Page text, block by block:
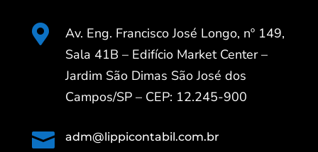

Av. Eng. Francisco José Longo, nº 149,
Sala 41B – Edifício Market Center –
Jardim São Dimas São José dos
Campos/SP – CEP: 12.245-900
 adm@lippicontabil.com.br